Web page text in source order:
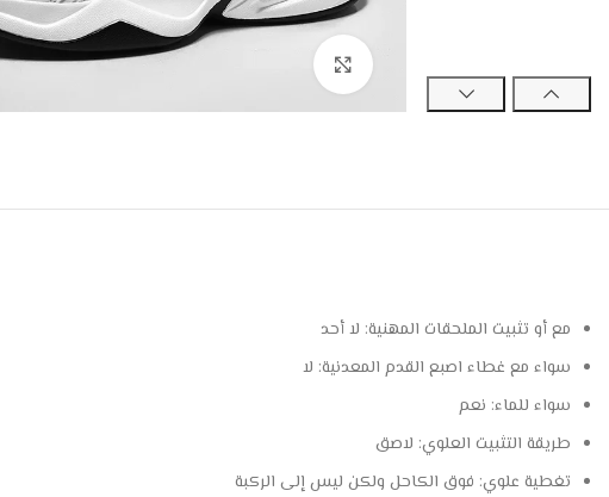
مع أو تثبيت الملحقات المهنية: لا أحد
سواء مع غطاء اصبع القدم المعدنية: لا
سواء للماء: نعم
طريقة التثبيت العلوي: لاصق
تغطية علوي: فوق الكاحل ولكن ليس إلى الركبة